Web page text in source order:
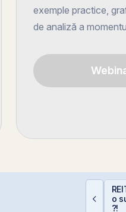
exemple practice,
de analiză a
o
?!